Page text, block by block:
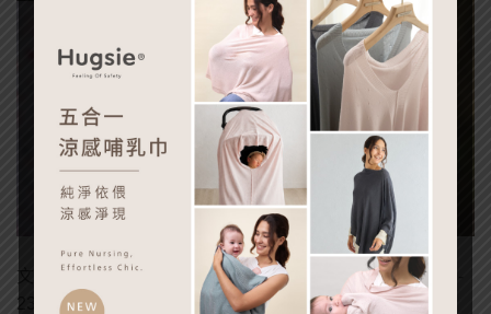
文章出處：嬰兒與母親 作者：林宜屏 發表日期：2023-09-
23 寶寶等不及要來世界報到了，眼看就要在自家家 […]